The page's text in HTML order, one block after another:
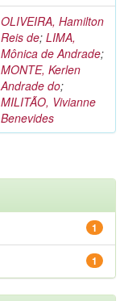
OLIVEIRA, Hamilton
Reis de; LIMA,
Mônica de Andrade;
MONTE, Kerlen
Andrade do;
MILITÃO, Vivianne
Benevides
1
1